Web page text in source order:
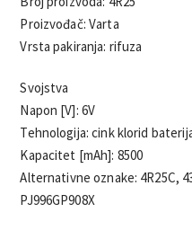
Proizvođač: Varta
Vrsta pakiranja: rifuza
Svojstva
Napon [V]: 6V
Tehnologija: cink klorid
Kapacitet [mAh]: 8500
Alternativne oznake: 4R25C,
PJ996GP908X